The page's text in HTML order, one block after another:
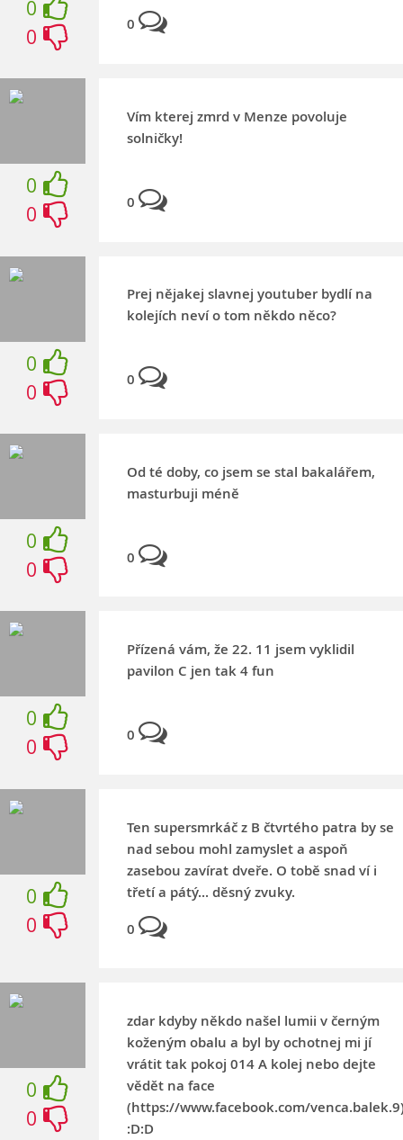
0
0
0
0
0
Vím kterej zmrd v Menze povoluje
solničky!
0
0
0
Prej nějakej slavnej youtuber bydlí na
kolejích neví o tom někdo něco?
0
0
0
Od té doby, co jsem se stal bakalářem,
masturbuji méně
0
0
0
Přízená vám, že 22. 11 jsem vyklidil
pavilon C jen tak 4 fun
0
0
0
Ten supersmrkáč z B čtvrtého patra by se
nad sebou mohl zamyslet a aspoň
zasebou zavírat dveře. O tobě snad ví i
třetí a pátý... děsný zvuky.
0
0
0
zdar kdyby někdo našel lumii v černým
koženým obalu a byl by ochotnej mi jí
vrátit tak pokoj 014 A kolej nebo dejte
vědět na face
(https://www.facebook.com/
:D:D